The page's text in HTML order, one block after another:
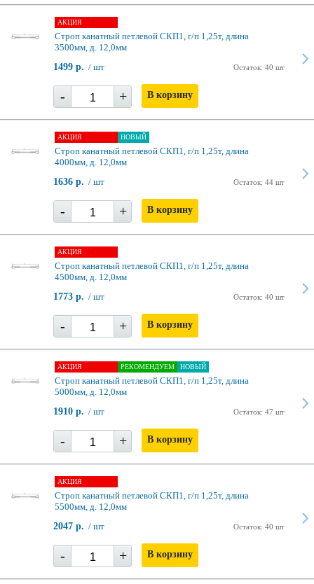
АКЦИЯ
Строп канатный петлевой СКП1, г/п 1,25т, длина
3500мм, д. 12,0мм
Остаток: 40 шт
1499 р. / шт
- + В корзину
АКЦИЯ НОВЫЙ
Строп канатный петлевой СКП1, г/п 1,25т, длина
4000мм, д. 12,0мм
Остаток: 44 шт
1636 р. / шт
- + В корзину
АКЦИЯ
Строп канатный петлевой СКП1, г/п 1,25т, длина
4500мм, д. 12,0мм
Остаток: 40 шт
1773 р. / шт
- + В корзину
АКЦИЯ РЕКОМЕНДУЕМ НОВЫЙ
Строп канатный петлевой СКП1, г/п 1,25т, длина
5000мм, д. 12,0мм
Остаток: 47 шт
1910 р. / шт
- + В корзину
АКЦИЯ
Строп канатный петлевой СКП1, г/п 1,25т, длина
5500мм, д. 12,0мм
Остаток: 40 шт
2047 р. / шт
- + В корзину